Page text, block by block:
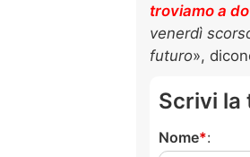
troviamo a
venerdì
futuro»,
Scrivi la
Nome :